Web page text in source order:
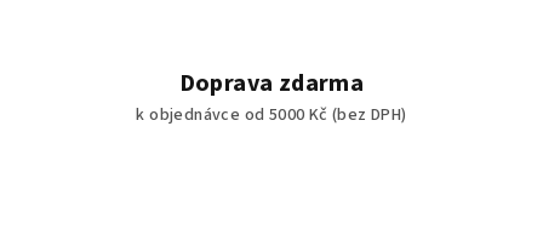
Doprava zdarma
k objednávce od 5000 Kč (bez DPH)